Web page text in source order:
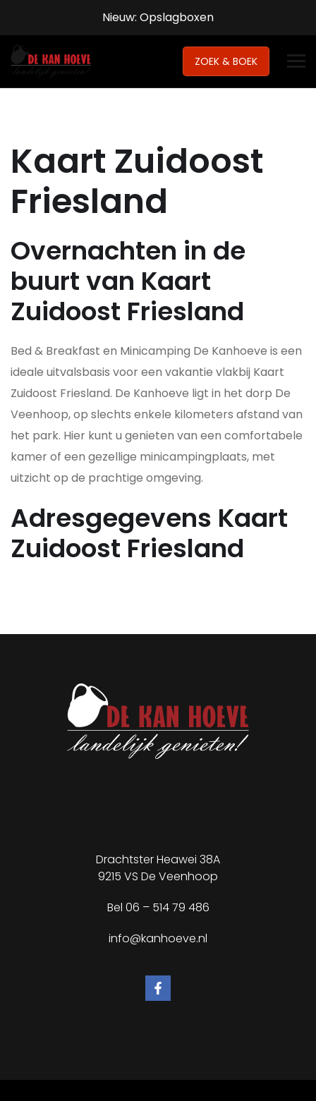
Nieuw: Opslagboxen
ZOEK & BOEK
Kaart Zuidoost
Friesland
Overnachten in de
buurt van Kaart
Zuidoost Friesland
Bed & Breakfast en Minicamping De Kanhoeve is een
ideale uitvalsbasis voor een vakantie vlakbij Kaart
Zuidoost Friesland. De Kanhoeve ligt in het dorp De
Veenhoop, op slechts enkele kilometers afstand van
het park. Hier kunt u genieten van een comfortabele
kamer of een gezellige minicampingplaats, met
uitzicht op de prachtige omgeving.
Adresgegevens Kaart
Zuidoost Friesland
Drachtster Heawei 38A
9215 VS De Veenhoop
Bel 06 – 514 79 486
info@kanhoeve.nl